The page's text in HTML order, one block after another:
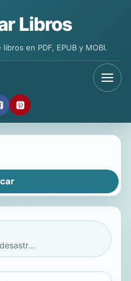
Libros
en PDF, EPUB y MOBI.
Escenarios de riesgos y desastres por sismos e inundaciones en la Zona Metropolitana de la Ciudad de México